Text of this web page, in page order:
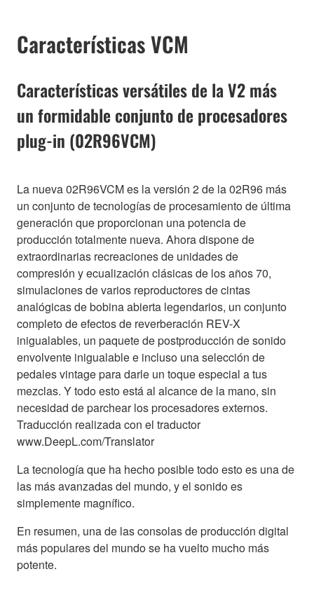
Características VCM
Características versátiles de la V2 más
un formidable conjunto de procesadores
plug-in (02R96VCM)
La nueva 02R96VCM es la versión 2 de la 02R96 más
un conjunto de tecnologías de procesamiento de última
generación que proporcionan una potencia de
producción totalmente nueva. Ahora dispone de
extraordinarias recreaciones de unidades de
compresión y ecualización clásicas de los años 70,
simulaciones de varios reproductores de cintas
analógicas de bobina abierta legendarios, un conjunto
completo de efectos de reverberación REV-X
inigualables, un paquete de postproducción de sonido
envolvente inigualable e incluso una selección de
pedales vintage para darle un toque especial a tus
mezclas. Y todo esto está al alcance de la mano, sin
necesidad de parchear los procesadores externos.
Traducción realizada con el traductor
www.DeepL.com/Translator
La tecnología que ha hecho posible todo esto es una de
las más avanzadas del mundo, y el sonido es
simplemente magnífico.
En resumen, una de las consolas de producción digital
más populares del mundo se ha vuelto mucho más
potente.